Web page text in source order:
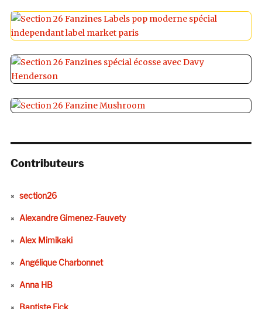
Contributeurs
section26
Alexandre Gimenez-Fauvety
Alex Mimikaki
Angélique Charbonnet
Anna HB
Baptiste Fick